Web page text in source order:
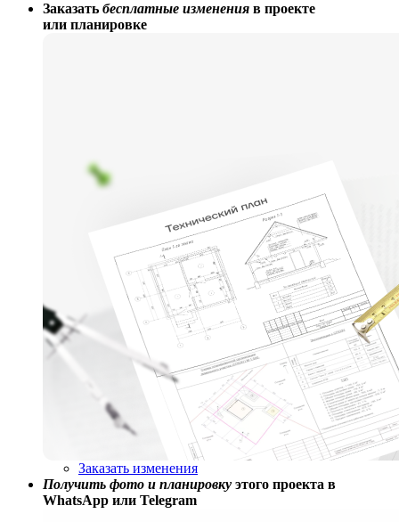
Заказать бесплатные изменения в проекте
или планировке
Заказать изменения
Получить фото и планировку этого проекта в
WhatsApp или Telegram